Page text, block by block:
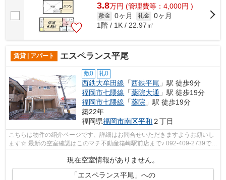
3.8万円 (管理費等：4,000円 )
敷金 0ヶ月 礼金 0ヶ月
1階 / 1K / 22.97㎡
賃貸 | アパート エスペランス平尾
敷0 礼0
西鉄大牟田線 「西鉄平尾 」駅 徒歩9分
福岡市七隈線 「薬院大通 」駅 徒歩19分
福岡市七隈線 「薬院 」駅 徒歩19分
築22年
福岡県福岡市南区平和 ２丁目
こちらは物件の紹介ページです、詳細はお問合せいただきますようお願いし
ます☆ 最新の空室確認はこのマチ不動産箱崎駅前店まで♪ 092-409-2739で
す！迅速に対応致します！！！！！♪
現在空室情報がありません。
「エスペランス平尾」への